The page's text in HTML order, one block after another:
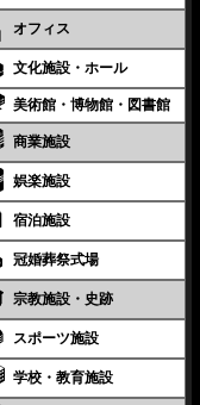
オフィス
文化施設・ホール
美術館・博物館・図書館
商業施設
娯楽施設
宿泊施設
冠婚葬祭式場
宗教施設・史跡
スポーツ施設
学校・教育施設